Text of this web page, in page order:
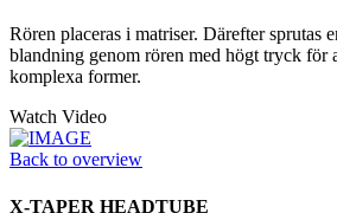
Rören placeras i matriser. Därefter sprutas
blandning genom rören med högt tryck för
komplexa former.
Watch Video
Back to overview
X-TAPER HEADTUBE